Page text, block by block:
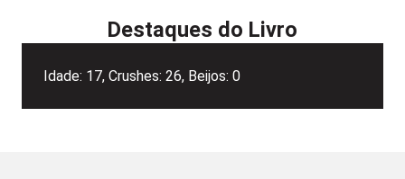
Destaques do Livro
Idade: 17, Crushes: 26, Beijos: 0